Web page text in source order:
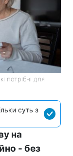
потрібні для
суть з
на
- без